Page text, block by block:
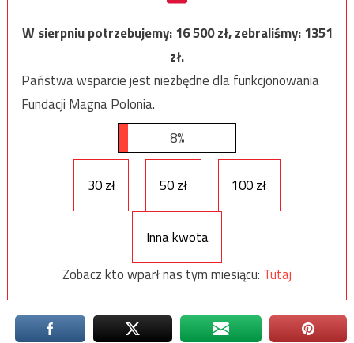
W sierpniu potrzebujemy:16 500zł, zebraliśmy:1351
zł.
Państwa wsparcie jest niezbędne dla funkcjonowania
Fundacji Magna Polonia.
8%
30 zł 50 zł 100 zł
Inna kwota
Zobacz kto wparł nas tym miesiącu: Tutaj